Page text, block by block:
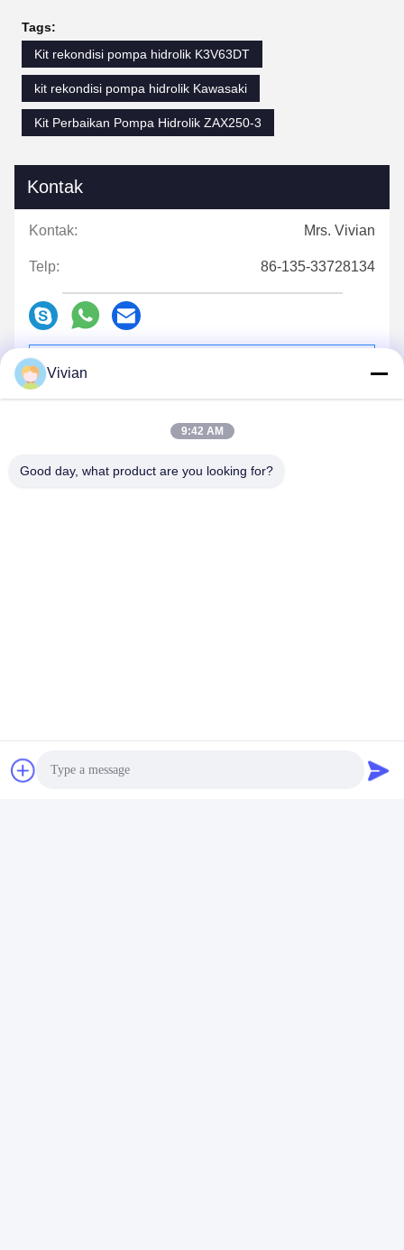
Tags:
Kit rekondisi pompa hidrolik K3V63DT
kit rekondisi pompa hidrolik Kawasaki
Kit Perbaikan Pompa Hidrolik ZAX250-3
Kontak
Kontak: Mrs. Vivian
Telp: 86-135-33728134
Kirimkan kepada kami
Vivian
9:42 AM
Good day, what product are you looking for?